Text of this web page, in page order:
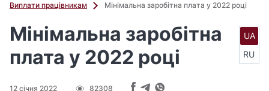
Виплати працівникам
Мінімальна заробітна плата у 2022 році
Мінімальна заробітна
плата у 2022 році
12 січня 2022 82308
UA
RU